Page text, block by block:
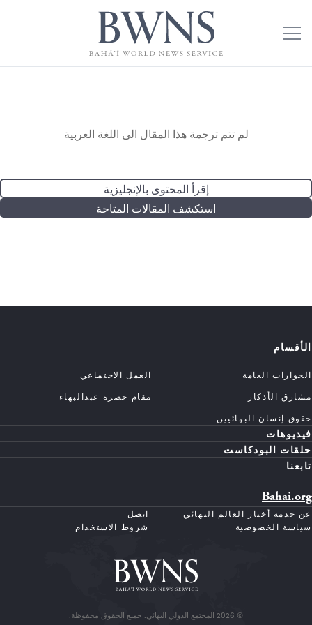
لم تتم ترجمة هذا المقال الى اللغة العربية
إقرأ المحتوى بالإنجليزية
استكشف المقالات المتاحة
الأقسام
الحوارات العامة
العمل الاجتماعي
مشارق الأذكار
مقام حضرة عبدالبهاء
حقوق إنسان البهائيين
فيديوهات
حلقات البودكاست
تابعنا
Bahai.org
عن خدمة أخبار العالم البهائي
اتصل
سياسة الخصوصية
شروط الاستخدام
© 2026 المجتمع الدولي البهائي. جميع الحقوق محفوظة.